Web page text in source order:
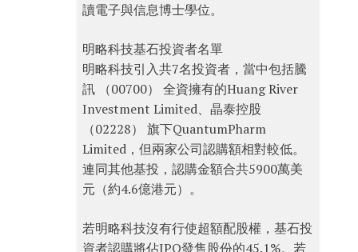
讀電子與信息博士學位。
明略科技基石投資者名單
明略科技引入共7名投資者，當中包括騰
訊 （00700） 全資擁有的Huang River
Investment Limited、晶泰控股
（02228） 旗下QuantumPharm
Limited，但兩家公司認購額相對較低。
連同其他基投，認購金額合共5900萬美
元（約4.6億港元）。
若明略科技沒有行使超額配股權，基石投
資者認購將佔IPO發售股份的45.1%。若